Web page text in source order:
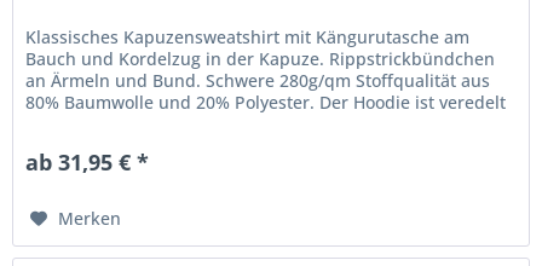
Klassisches Kapuzensweatshirt mit Kängurutasche am
Bauch und Kordelzug in der Kapuze. Rippstrickbündchen
an Ärmeln und Bund. Schwere 280g/qm Stoffqualität aus
80% Baumwolle und 20% Polyester. Der Hoodie ist veredelt
ab 31,95 € *
Merken